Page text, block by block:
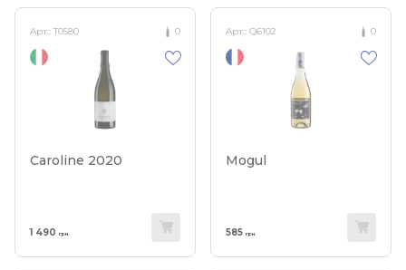
Арт.: T0580 0
Caroline 2020
1 490 грн.
Арт.: Q6102 0
Mogul
585 грн.